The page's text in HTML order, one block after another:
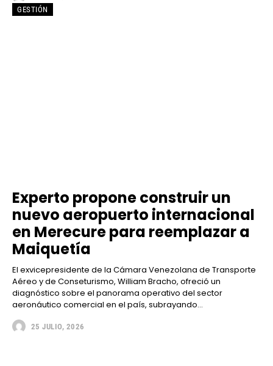
GESTIÓN
Experto propone construir un
nuevo aeropuerto internacional
en Merecure para reemplazar a
Maiquetía
El exvicepresidente de la Cámara Venezolana de Transporte
Aéreo y de Conseturismo, William Bracho, ofreció un
diagnóstico sobre el panorama operativo del sector
aeronáutico comercial en el país, subrayando...
25 JULIO, 2026